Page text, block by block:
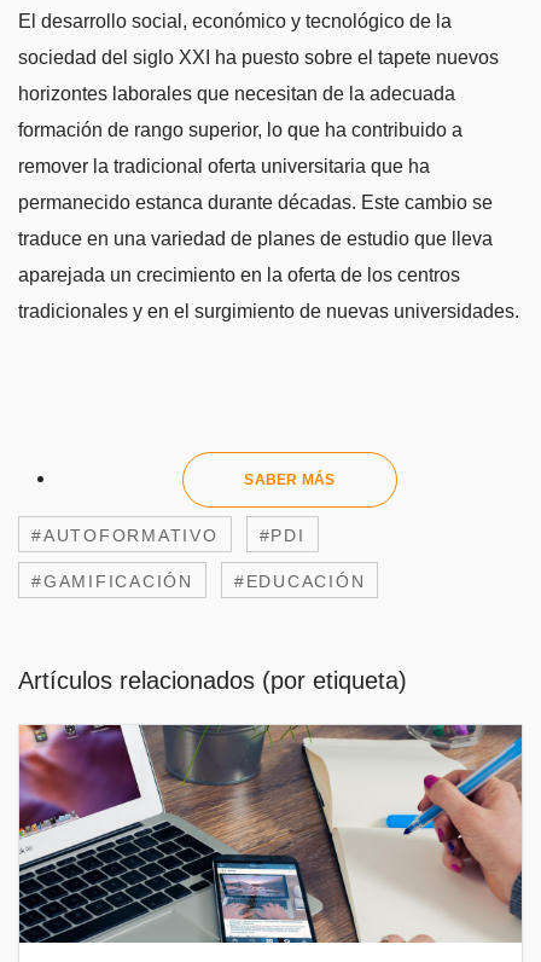
El desarrollo social, económico y tecnológico de la
sociedad del siglo XXI ha puesto sobre el tapete nuevos
horizontes laborales que necesitan de la adecuada
formación de rango superior, lo que ha contribuido a
remover la tradicional oferta universitaria que ha
permanecido estanca durante décadas. Este cambio se
traduce en una variedad de planes de estudio que lleva
aparejada un crecimiento en la oferta de los centros
tradicionales y en el surgimiento de nuevas universidades.
SABER MÁS
#AUTOFORMATIVO #PDI
#GAMIFICACIÓN #EDUCACIÓN
Artículos relacionados (por etiqueta)